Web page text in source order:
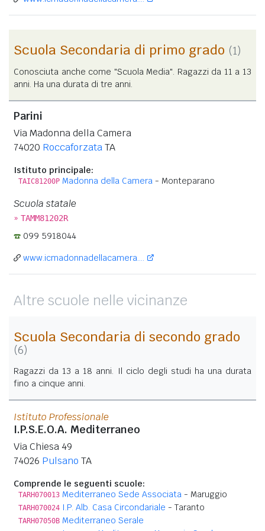
Scuola Secondaria di primo grado (1)
Conosciuta anche come "Scuola Media". Ragazzi da 11 a 13
anni. Ha una durata di tre anni.
Parini
Via Madonna della Camera
74020 RoccaforzataTA
Istituto principale:
TAIC81200P Madonna della Camera - Monteparano
Scuola statale
» TAMM81202R
099 5918044
www.icmadonnadellacamera....
Altre scuole nelle vicinanze
Scuola Secondaria di secondo grado
(6)
Ragazzi da 13 a 18 anni. Il ciclo degli studi ha una durata
fino a cinque anni.
Istituto Professionale
I.P.S.E.O.A. Mediterraneo
Via Chiesa 49
74026 Pulsano TA
Comprende le seguenti scuole:
TARH070013 Mediterraneo Sede Associata - Maruggio
TARH070024 I.P. Alb. Casa Circondariale - Taranto
TARH07050B Mediterraneo Serale